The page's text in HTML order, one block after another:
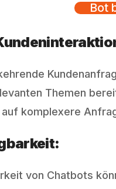
Bot
Themen
komplexere
von Chatbots